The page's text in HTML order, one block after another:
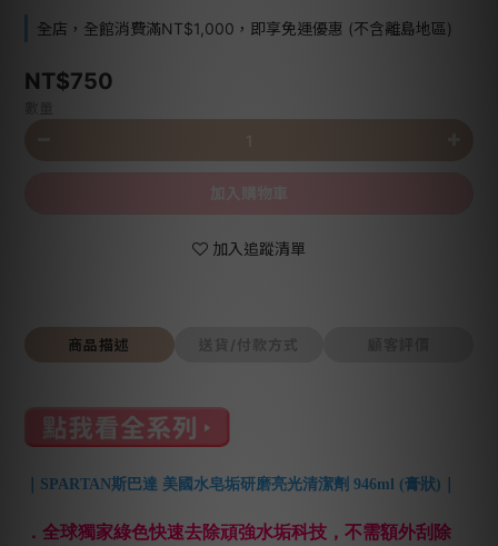
全店，全館消費滿NT$1,000，即享免運優惠 (不含離島地區)
NT$750
加入追蹤清單
商品描述 送貨/付款方式
｜SPARTAN斯巴達 美國水皂垢研磨亮光清潔劑 946ml (膏狀)｜
．全球獨家綠色快速去除頑強水垢科技，不需額外刮除